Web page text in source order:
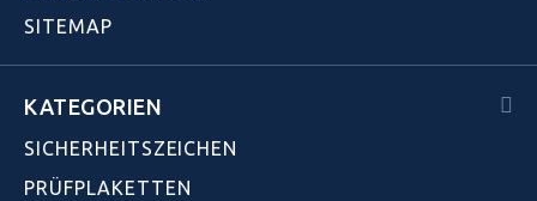
SITEMAP
KATEGORIEN
SICHERHEITSZEICHEN
PRÜFPLAKETTEN